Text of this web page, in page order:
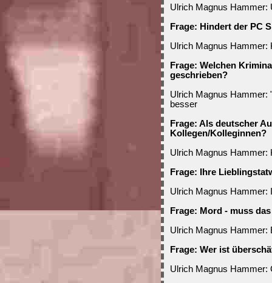
Ulrich Magnus Hammer:
Frage: Hindert der PC
Ulrich Magnus Hammer:
Frage: Welchen
geschrieben?
Ulrich Magnus Hammer:
besser
Frage: Als deutscher
Kollegen/Kolleginnen?
Ulrich Magnus Hammer:
Frage: Ihre
Ulrich Magnus Hammer:
Frage: Mord - muss
Ulrich Magnus Hammer:
Frage: Wer ist
Ulrich Magnus Hammer: